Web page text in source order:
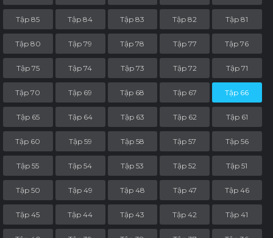
Tập 85 Tập 84 Tập 83 Tập 82 Tập 81
Tập 80 Tập 79 Tập 78 Tập 77 Tập 76
Tập 75 Tập 74 Tập 73 Tập 72 Tập 71
Tập 70 Tập 69 Tập 68 Tập 67 Tập 66
Tập 65 Tập 64 Tập 63 Tập 62 Tập 61
Tập 60 Tập 59 Tập 58 Tập 57 Tập 56
Tập 55 Tập 54 Tập 53 Tập 52 Tập 51
Tập 50 Tập 49 Tập 48 Tập 47 Tập 46
Tập 45 Tập 44 Tập 43 Tập 42 Tập 41